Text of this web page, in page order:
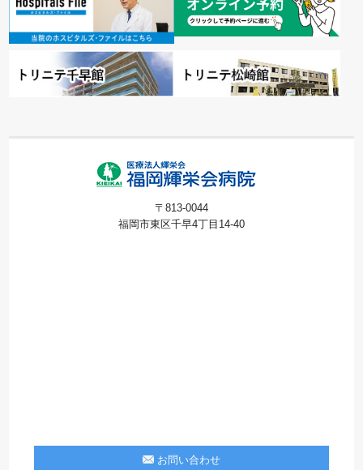
〒813-0044
福岡市東区千早4丁目14-40
お問い合わせ